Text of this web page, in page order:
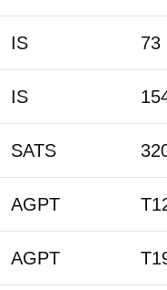
IS 73
IS
SATS
AGPT
AGPT